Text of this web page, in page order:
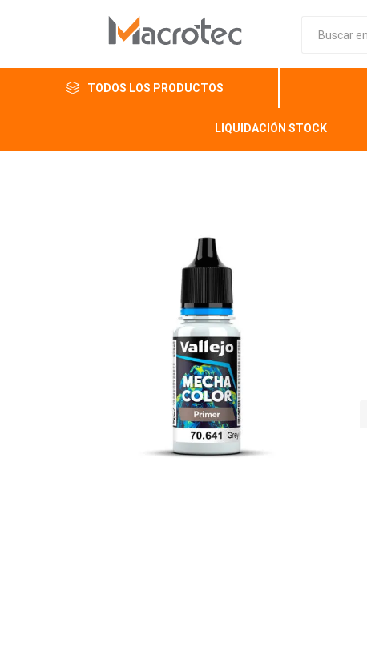
TODOS LOS PRODUCTOS
LIQUIDACIÓN STOCK